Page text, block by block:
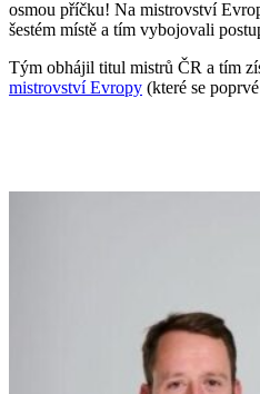
osmou příčku! Na mistrovství
šestém místě a tím vybojovali
Tým obhájil titul mistrů ČR a tím
mistrovství Evropy (které se